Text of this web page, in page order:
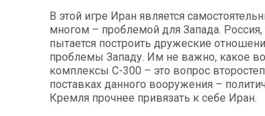
В этой игре Иран является
многом – проблемой для Запада.
пытается построить дружеские
проблемы Западу. Им не важно, какое
комплексы С-300 – это вопрос
поставках данного вооружения –
Кремля прочнее привязать к себе Иран.